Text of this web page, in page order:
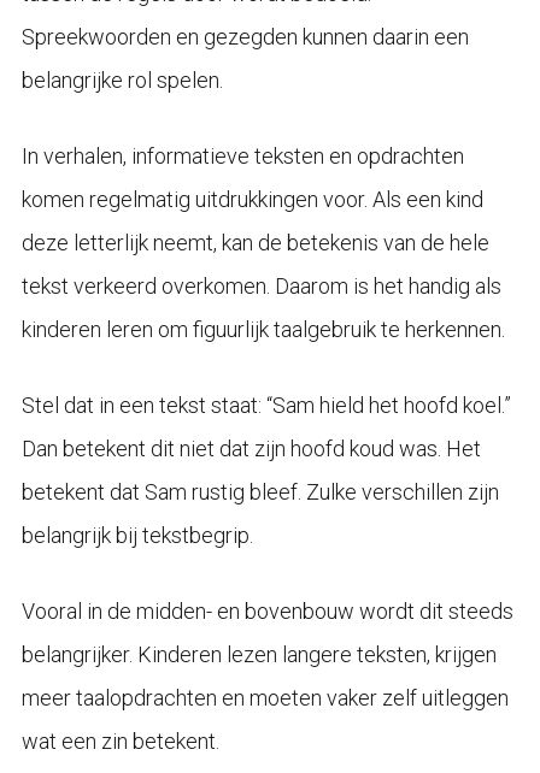
Spreekwoorden en gezegden kunnen daarin een
belangrijke rol spelen.
In verhalen, informatieve teksten en opdrachten
komen regelmatig uitdrukkingen voor. Als een kind
deze letterlijk neemt, kan de betekenis van de hele
tekst verkeerd overkomen. Daarom is het handig als
kinderen leren om figuurlijk taalgebruik te herkennen.
Stel dat in een tekst staat: “Sam hield het hoofd koel.”
Dan betekent dit niet dat zijn hoofd koud was. Het
betekent dat Sam rustig bleef. Zulke verschillen zijn
belangrijk bij tekstbegrip.
Vooral in de midden- en bovenbouw wordt dit steeds
belangrijker. Kinderen lezen langere teksten, krijgen
meer taalopdrachten en moeten vaker zelf uitleggen
wat een zin betekent.